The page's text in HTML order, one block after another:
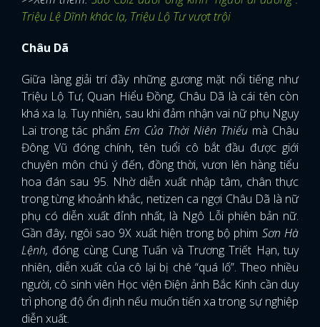
FACEBOOK GOOGLE
Triệu Lệ Dĩnh khác lạ, Triệu Lộ Tư vượt trội
Châu Dã
Giữa làng giải trí đầy những gương mặt nổi tiếng như
Triệu Lộ Tư, Quan Hiểu Đồng, Châu Dã là cái tên còn
khá xa lạ. Tuy nhiên, sau khi đảm nhận vai nữ phụ Ngụy
Lai trong tác phẩm Em Của Thời Niên Thiếu mà Châu
Đông Vũ đóng chính, tên tuổi cô bắt đầu được giới
chuyên môn chú ý đến, đồng thời, vươn lên hàng tiểu
hoa đán sau 95. Nhờ diễn xuất nhập tâm, chân thực
trong từng khoảnh khắc, netizen ca ngợi Châu Dã là nữ
phụ có diễn xuất đỉnh nhất, là Ngô Lỗi phiên bản nữ.
Gần đây, ngôi sao 9X xuất hiện trong bộ phim Sơn Hà
Lệnh, đóng cùng Cung Tuấn và Trương Triết Hạn, tuy
nhiên, diễn xuất của cô lại bị chê “quá lố”. Theo nhiều
người, cô sinh viên Học viện Điện ảnh Bắc Kinh cần duy
trì phong độ ổn định nếu muốn tiến xa trong sự nghiệp
diễn xuất.